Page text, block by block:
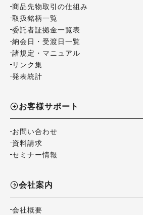
商品先物取引の仕組み
取扱銘柄一覧
委託者証拠金一覧表
納会日・受渡日一覧
諸規定・マニュアル
リンク集
発表統計
お客様サポート
お問い合わせ
資料請求
セミナー情報
会社案内
会社概要